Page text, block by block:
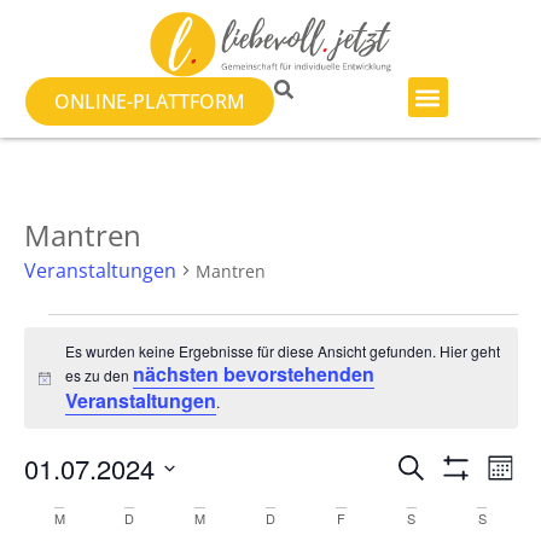
ONLINE-PLATTFORM
Mantren
Veranstaltungen Mantren
Hinweis
Es wurden keine Ergebnisse für diese Ansicht gefunden. Hier geht
es zu den nächsten bevorstehenden
Veranstaltungen.
Suche
SUCHE
01.07.2024
wählen.
Kalender
M D M D F S S